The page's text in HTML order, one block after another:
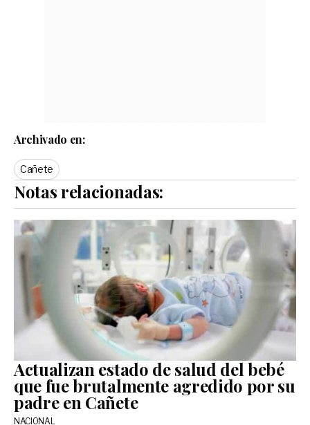
Archivado en:
Cañete
Notas relacionadas:
Actualizan estado de salud del bebé
que fue brutalmente agredido por su
padre en Cañete
NACIONAL